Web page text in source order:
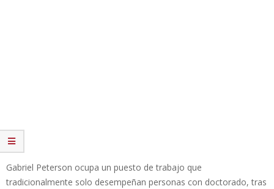
Gabriel Peterson ocupa un puesto de trabajo que
tradicionalmente solo desempeñan personas con doctorado, tras